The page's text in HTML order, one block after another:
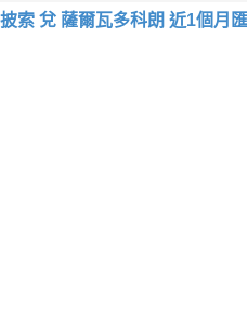
索 兌 薩爾瓦多科朗 近1個月